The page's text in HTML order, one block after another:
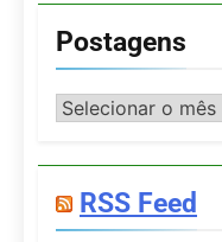
Postagens
Postagens
RSS Feed